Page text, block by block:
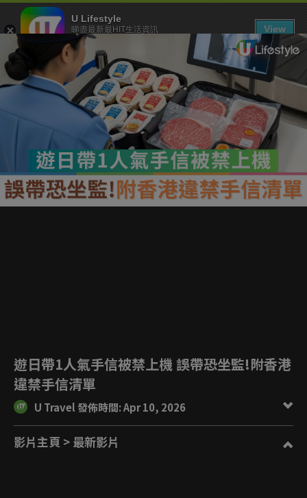
下載 U Lifestyle App
遊日帶1人氣手信被禁上機 誤帶恐坐監!附香港
違禁手信清單
U Travel 發佈時間: Apr 10, 2026
影片主頁 > 最新影片
U Lifestyle
睇盡最新最HIT生活資訊
FREE - In Google Play
View